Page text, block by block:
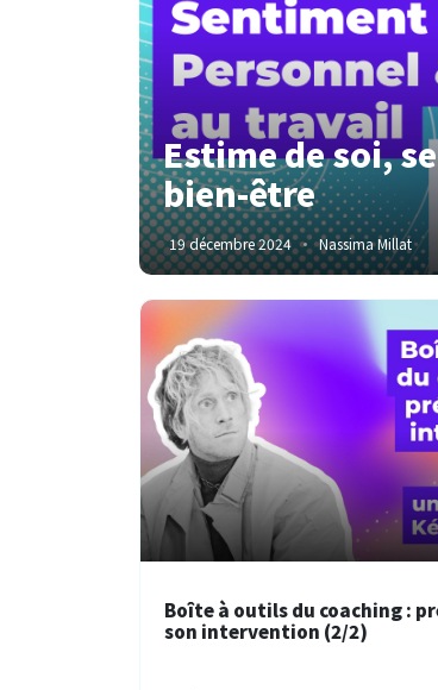
Estime de soi,
bien-être
19 décembre 2024 Nassima Millat
Boîte à outils du coaching :
son intervention (2/2)